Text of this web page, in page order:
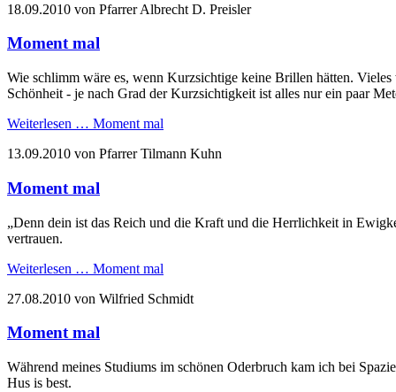
18.09.2010 von Pfarrer Albrecht D. Preisler
Moment mal
Wie schlimm wäre es, wenn Kurzsichtige keine Brillen hätten.
Schönheit - je nach Grad der Kurzsichtigkeit ist alles nur ein paar
Weiterlesen … Moment mal
13.09.2010 von Pfarrer Tilmann Kuhn
Moment mal
„Denn dein ist das Reich und die Kraft und die Herrlichkeit in
vertrauen.
Weiterlesen … Moment mal
27.08.2010 von Wilfried Schmidt
Moment mal
Während meines Studiums im schönen Oderbruch kam ich bei
Hus is best.